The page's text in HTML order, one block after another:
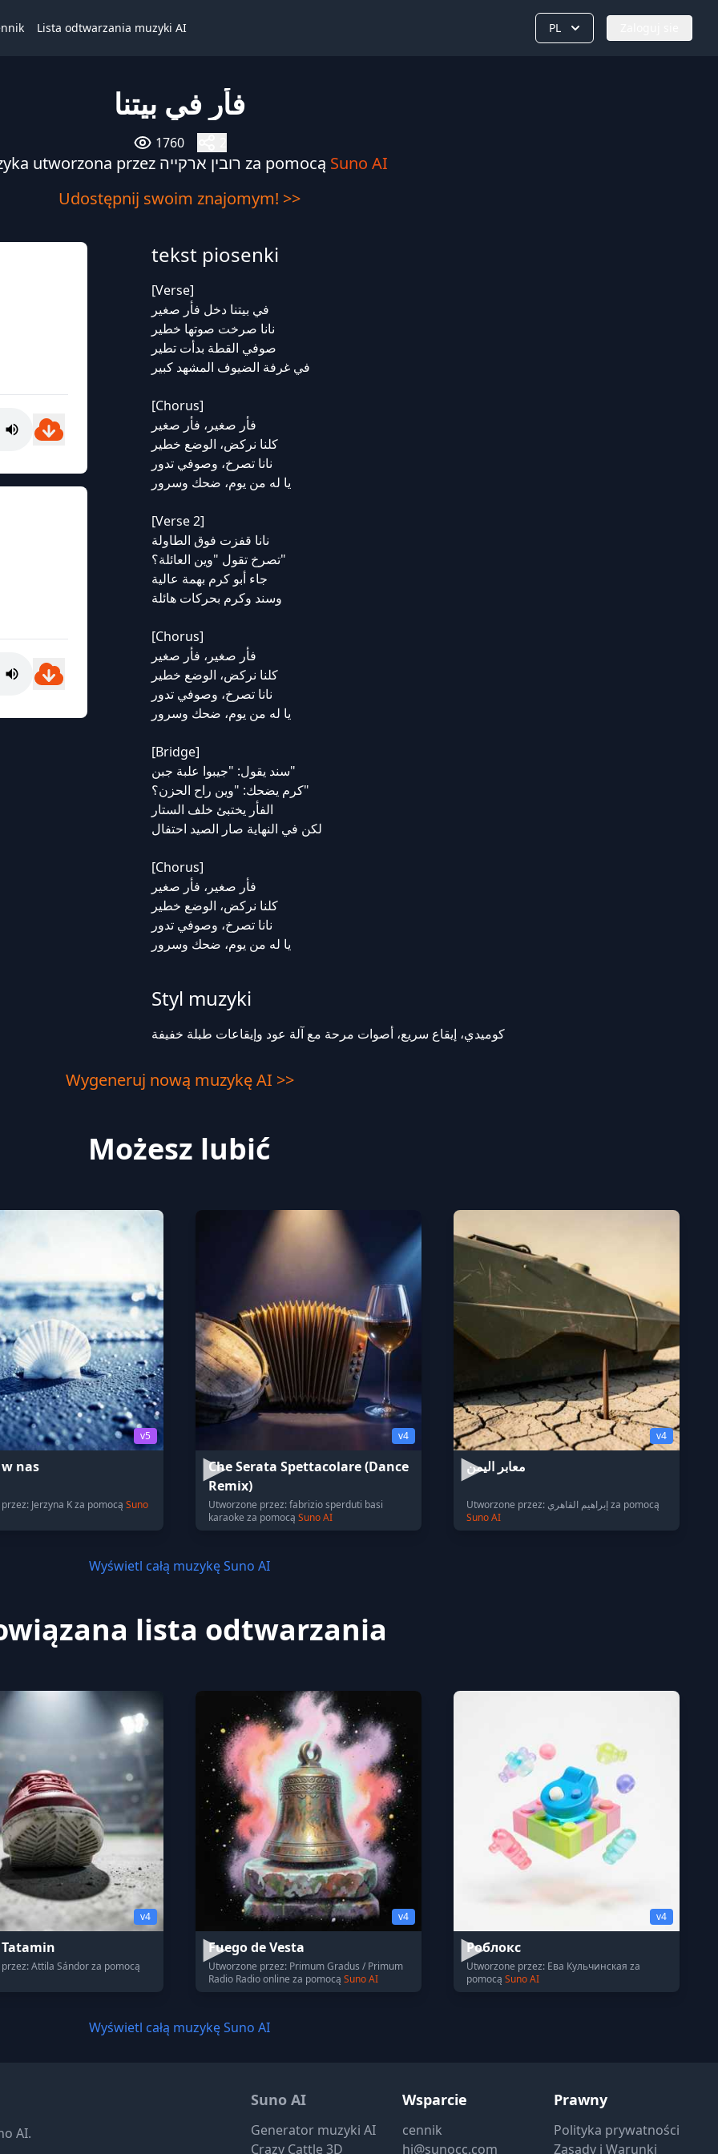
Lista odtwarzania muzyki AI PL
فأر في بيتنا
1760
Muzyka utworzona przez רובין ארקייה za pomocą Suno AI
Udostępnij swoim znajomym! >>
tekst piosenki
[Verse]
في بيتنا دخل فأر صغير
نانا صرخت صوتها خطير
صوفي القطة بدأت تطير
في غرفة الضيوف المشهد كبير
[Chorus]
فأر صغير، فأر صغير
كلنا نركض، الوضع خطير
نانا تصرخ، وصوفي تدور
يا له من يوم، ضحك وسرور
[Verse 2]
نانا قفزت فوق الطاولة
تصرخ تقول "وين العائلة؟"
جاء أبو كرم بهمة عالية
وسند وكرم بحركات هائلة
[Chorus]
فأر صغير، فأر صغير
كلنا نركض، الوضع خطير
نانا تصرخ، وصوفي تدور
يا له من يوم، ضحك وسرور
[Bridge]
سند يقول: "جيبوا علبة جبن"
كرم يضحك: "وين راح الحزن؟"
الفأر يختبئ خلف الستار
لكن في النهاية صار الصيد احتفال
[Chorus]
فأر صغير، فأر صغير
كلنا نركض، الوضع خطير
نانا تصرخ، وصوفي تدور
يا له من يوم، ضحك وسرور
Styl muzyki
كوميدي، إيقاع سريع، أصوات مرحة مع آلة عود وإيقاعات طبلة خفيفة
Wygeneruj nową muzykę AI >>
Możesz lubić
v5
nas
Jerzyna K za pomocą Suno
v4
Che Serata Spettacolare (Dance
Remix)
Utworzone przez: fabrizio sperduti basi
karaoke za pomocą Suno AI
v4
معابر اليمن
Utworzone przez: إبراهيم القاهري za pomocą
Suno AI
Wyświetl całą muzykę Suno AI
lista odtwarzania
v4
Attila Sándor za pomocą
v4
Fuego de Vesta
Utworzone przez: Primum Gradus / Primum
Radio Radio online za pomocą Suno AI
v4
Роблокс
Utworzone przez: Ева Кульчинская za
pomocą Suno AI
Wyświetl całą muzykę Suno AI
AI.
Suno AI
Generator muzyki AI
Crazy Cattle 3D
Wsparcie
cennik
hi@sunocc.com
Prawny
Polityka prywatności
Zasady i Warunki